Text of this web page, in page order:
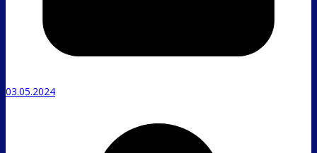
03.05.2024